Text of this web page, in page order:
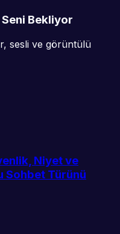
Bekliyor
sesli ve görüntülü
Niyet ve
Sohbet Türünü